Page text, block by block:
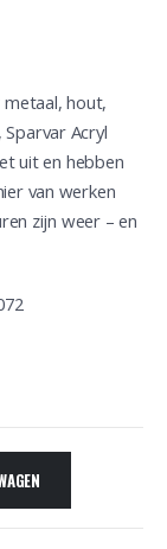
hout,
Acryl
uit en hebben
van werken
zijn weer – en